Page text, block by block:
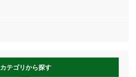
カテゴリから探す